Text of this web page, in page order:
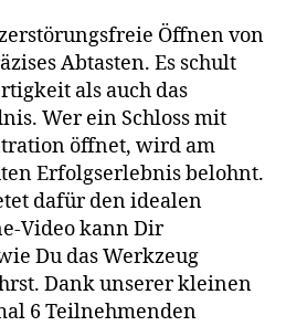
Öffnen von
Abtasten. Es schult
als auch das
Wer ein Schloss mit
öffnet, wird am
Erfolgserlebnis belohnt.
dafür den idealen
Video kann Dir
Du das Werkzeug
Dank unserer kleinen
6 Teilnehmenden